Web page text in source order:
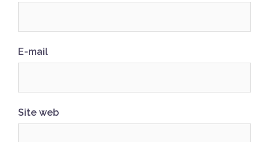
E-mail
Site web